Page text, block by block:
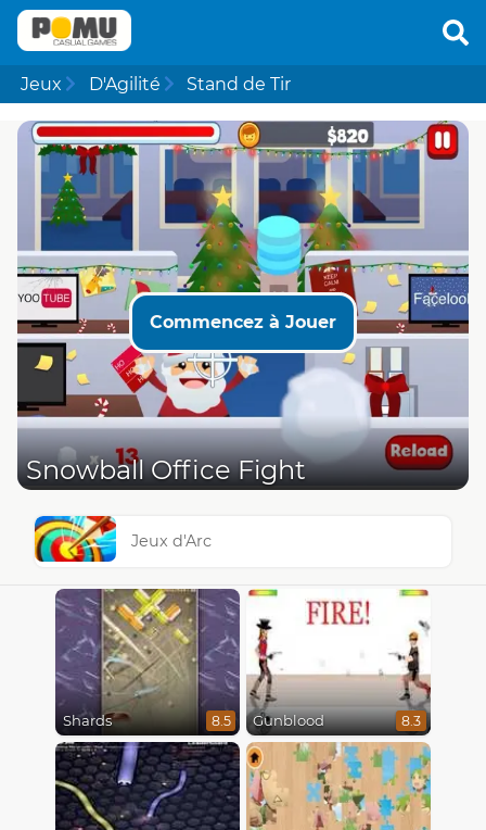
Jeux D'Agilité Stand de Tir
Commencez à Jouer
Snowball Office Fight
Jeux d'Arc
Shards 8.5 Gunblood 8.3